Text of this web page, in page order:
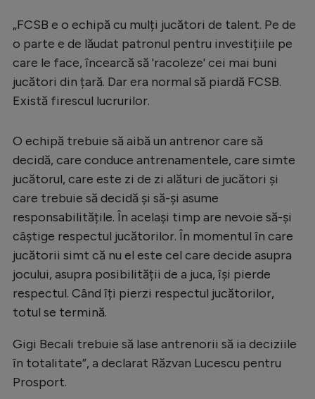
Campionate
Starurile fotbalului
EURO 2024
Stranieri
Tenis
Handbal
Natație
Formula 1
Gimnastică
„FCSB e o echipă cu mulți jucători de talent. Pe de
o parte e de lăudat patronul pentru investițiile pe
care le face, încearcă să 'racoleze' cei mai buni
jucători din țară. Dar era normal să piardă FCSB.
Există firescul lucrurilor.
O echipă trebuie să aibă un antrenor care să
decidă, care conduce antrenamentele, care simte
jucătorul, care este zi de zi alături de jucători și
care trebuie să decidă și să-și asume
responsabilitățile. În același timp are nevoie să-și
câștige respectul jucătorilor. În momentul în care
jucătorii simt că nu el este cel care decide asupra
jocului, asupra posibilității de a juca, își pierde
respectul. Când îți pierzi respectul jucătorilor,
totul se termină.
Gigi Becali trebuie să lase antrenorii să ia deciziile
în totalitate”, a declarat Răzvan Lucescu pentru
Prosport.